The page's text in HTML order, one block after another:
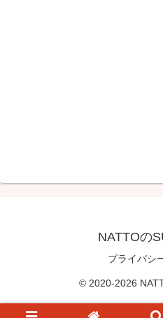
NATTOの
プライバシ
© 2020-2026